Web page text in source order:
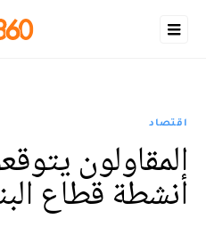
اقتصاد
المقاولون
أنشطة قطاع